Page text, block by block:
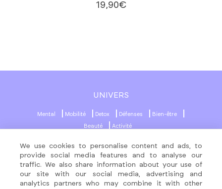
We use cookies to personalise content and ads, to
provide social media features and to analyse our
traffic. We also share information about your use of
our site with our social media, advertising and
analytics partners who may combine it with other
19,90€
UNIVERS
Mental Mobilité Detox Défenses Bien-être
Beauté Activité
MENU
Produits
RÉSEAUX SOCIAUX